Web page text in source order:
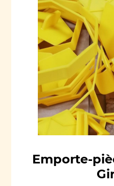
Emporte-